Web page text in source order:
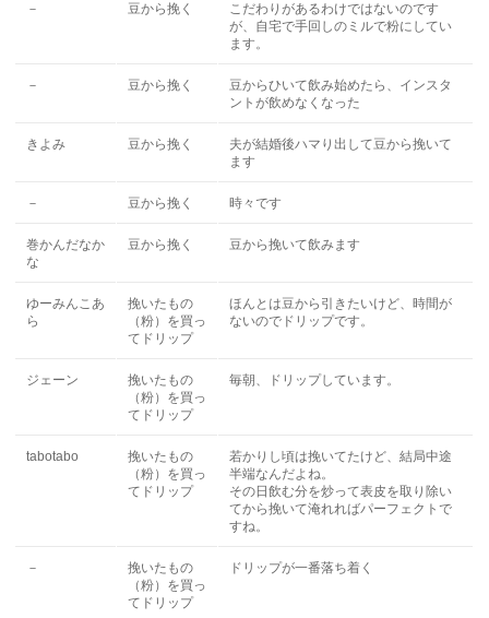
－ 豆から挽く
こだわりがあるわけではないのです
が、自宅で手回しのミルで粉にしてい
ます。
－ 豆から挽く
豆からひいて飲み始めたら、インスタ
ントが飲めなくなった
きよみ 豆から挽く
夫が結婚後ハマり出して豆から挽いて
ます
－ 豆から挽く 時々です
巻かんだなか
な
豆から挽く 豆から挽いて飲みます
ゆーみんこあ
ら
挽いたもの
（粉）を買っ
てドリップ
ほんとは豆から引きたいけど、時間が
ないのでドリップです。
ジェーン
挽いたもの
（粉）を買っ
てドリップ
毎朝、ドリップしています。
tabotabo
挽いたもの
（粉）を買っ
てドリップ
若かりし頃は挽いてたけど、結局中途
半端なんだよね。
その日飲む分を炒って表皮を取り除い
てから挽いて淹れればパーフェクトで
すね。
－
挽いたもの
（粉）を買っ
てドリップ
ドリップが一番落ち着く